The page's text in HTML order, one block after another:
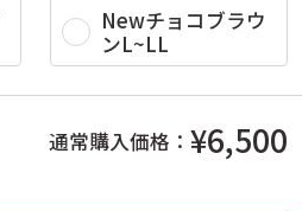
Newチョコブラウ
ンL~LL
通常購入価格：¥6,500